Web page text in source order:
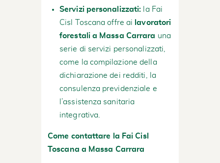
Servizi personalizzati: la Fai
Cisl Toscana offre ai lavoratori
forestali a Massa Carrara una
serie di servizi personalizzati,
come la compilazione della
dichiarazione dei redditi, la
consulenza previdenziale e
l’assistenza sanitaria
integrativa.
Come contattare la Fai Cisl
Toscana a Massa Carrara